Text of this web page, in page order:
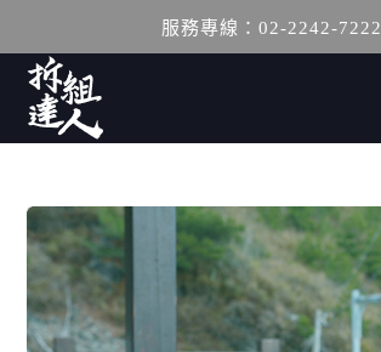
服務專線：02-2242-7222